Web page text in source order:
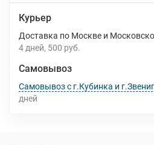
Курьер
Доставка по Москве и
4 дней 500 руб.
Самовывоз
Самовывоз с г.Кубинка и
дней